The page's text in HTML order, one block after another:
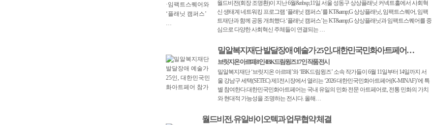
월드비전(회장 조명환)이 지난 6월&nbsp;11일 서울 성동구 상상플래닛 커넥트홀에서 사회혁
신 생태계 네트워킹 프로그램 ‘플래닛 캠퍼스’를 KT&amp;G 상상플래닛, 임팩트스퀘어, 임팩
트재단과 함께 공동 개최했다.‘플래닛 캠퍼스’는 KT&amp;G 상상플래닛과 임팩트스퀘어를 중
심으로 다양한 사회혁신 주체들이 연결되는 …
밀알복지재단 발달장애 예술가 25인, 대한민국민화아트페어…
브릿지온 아르떼 8인·IBK드림윙즈 17인 작품 전시
밀알복지재단 ‘브릿지온 아르떼’와 ‘IBK드림윙즈’ 소속 작가들이 6월 11일부터 14일까지 서
울 강남구 세택(SETEC) 제1전시장에서 열리는 ‘2026 대한민국민화아트페어(K-MINAF)’에 특
별 참여한다.대한민국민화아트페어는 국내 유일의 민화 전문 아트페어로, 전통 민화의 가치
와 현대적 가능성을 조명하는 전시다. 올해…
월드비전, 유일바이오텍과 업무협약 체결